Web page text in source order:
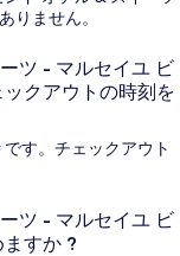
りません。
ツ - マルセイユ ビ
クアウトの時刻を
す。チェックアウト
ツ - マルセイユ ビ
すか ?